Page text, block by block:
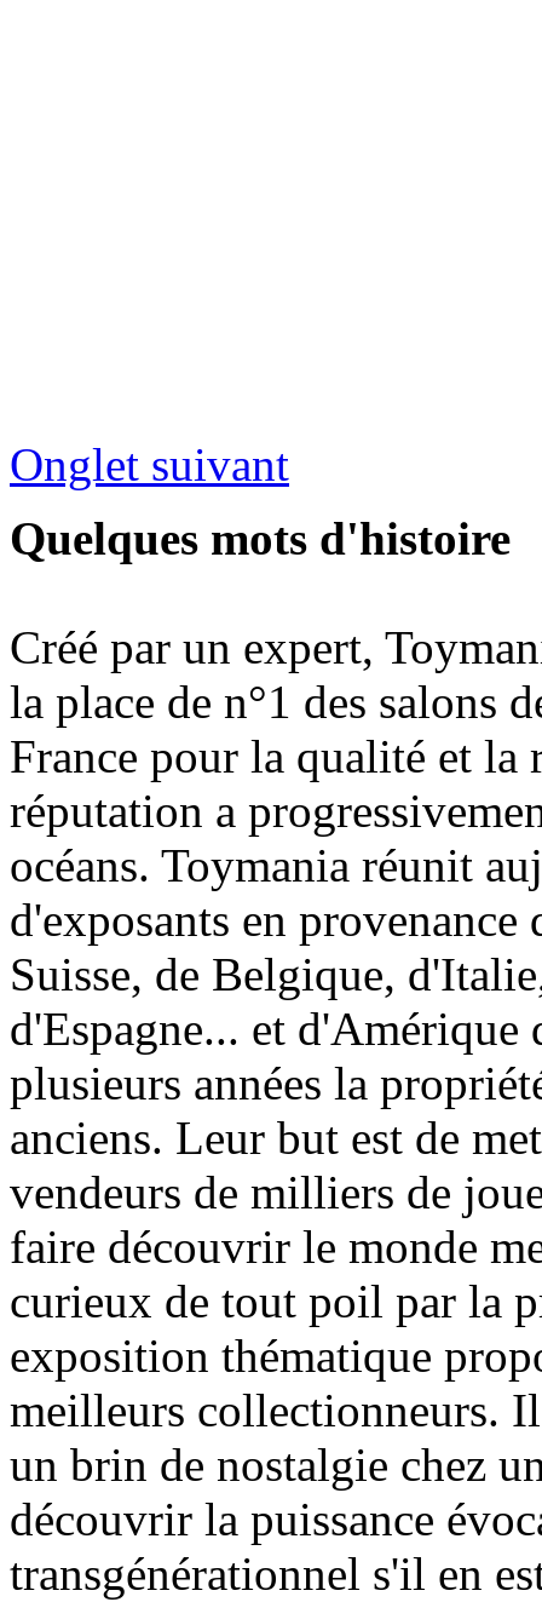
Onglet suivant
Quelques mots d'histoire
Créé par un expert,
la place de n°1 des salons
France pour la qualité et la
réputation a
océans. Toymania réunit
d'exposants en
Suisse, de Belgique,
d'Espagne... et
plusieurs années la
anciens. Leur but est de
vendeurs de milliers de
faire découvrir le monde
curieux de tout poil par la
exposition thématique
meilleurs collectionneurs.
un brin de nostalgie chez
découvrir la puissance
transgénérationnel s'il en